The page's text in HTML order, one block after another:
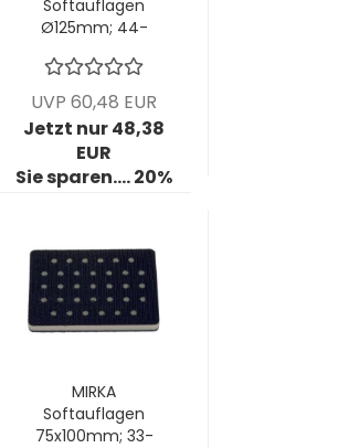
Softauflagen
Ø125mm; 44-
5mm VPE: 5
Stck/Pck
UVP 60,48 EUR
Jetzt nur 48,38
EUR
Sie sparen.... 20%
MIRKA
Softauflagen
75x100mm; 33-